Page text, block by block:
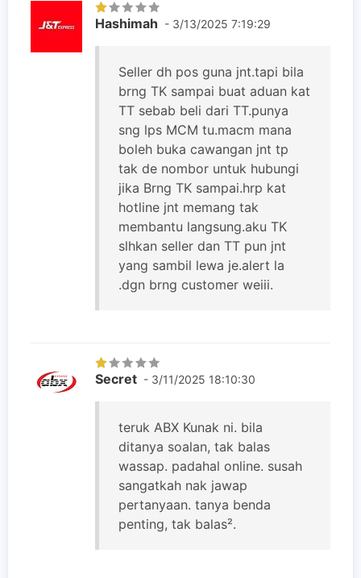
Hashimah - 3/13/2025 7:19:29
Seller dh pos guna jnt.tapi bila
brng TK sampai buat aduan kat
TT sebab beli dari TT.punya
sng lps MCM tu.macm mana
boleh buka cawangan jnt tp
tak de nombor untuk hubungi
jika Brng TK sampai.hrp kat
hotline jnt memang tak
membantu langsung.aku TK
slhkan seller dan TT pun jnt
yang sambil lewa je.alert la
.dgn brng customer weiii.
Secret - 3/11/2025 18:10:30
teruk ABX Kunak ni. bila
ditanya soalan, tak balas
wassap. padahal online. susah
sangatkah nak jawap
pertanyaan. tanya benda
penting, tak balas².